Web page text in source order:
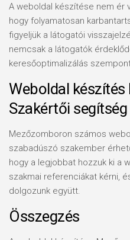
A weboldal készítése nem ér
hogy folyamatosan
figyeljük a látogatói
nemcsak a látogatók
keresőoptimalizálás
Weboldal
Szakértői segítség
Mezőzomboron számos
szabadúszó szakember
hogy a legjobbat hozzuk ki a
szakmai referenciákat kérni,
dolgozunk együtt.
Összegzés